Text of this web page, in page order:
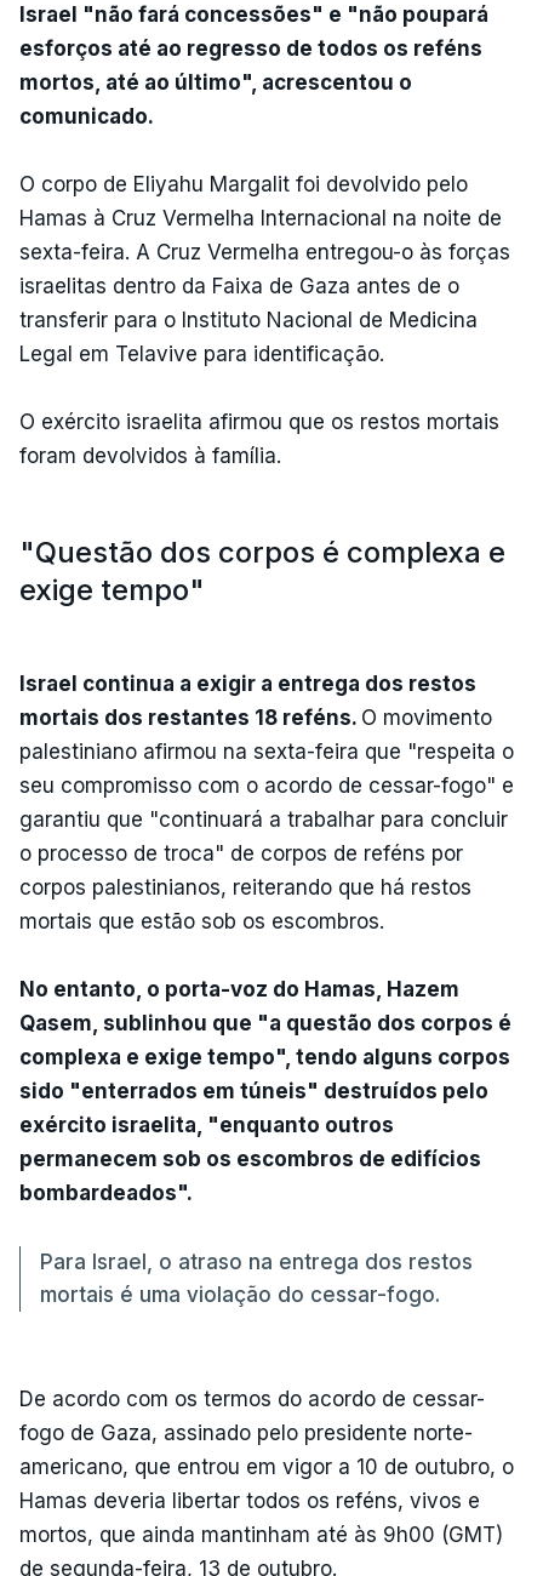
Israel "não fará concessões" e "não poupará
esforços até ao regresso de todos os reféns
mortos, até ao último", acrescentou o
comunicado.
O corpo de Eliyahu Margalit foi devolvido pelo
Hamas à Cruz Vermelha Internacional na noite de
sexta-feira. A Cruz Vermelha entregou-o às forças
israelitas dentro da Faixa de Gaza antes de o
transferir para o Instituto Nacional de Medicina
Legal em Telavive para identificação.
O exército israelita afirmou que os restos mortais
foram devolvidos à família.
"Questão dos corpos é complexa e
exige tempo"
Israel continua a exigir a entrega dos restos
mortais dos restantes 18 reféns. O movimento
palestiniano afirmou na sexta-feira que "respeita o
seu compromisso com o acordo de cessar-fogo" e
garantiu que "continuará a trabalhar para concluir
o processo de troca" de corpos de reféns por
corpos palestinianos, reiterando que há restos
mortais que estão sob os escombros.
No entanto, o porta-voz do Hamas, Hazem
Qasem, sublinhou que "a questão dos corpos é
complexa e exige tempo", tendo alguns corpos
sido "enterrados em túneis" destruídos pelo
exército israelita, "enquanto outros
permanecem sob os escombros de edifícios
bombardeados".
Para Israel, o atraso na entrega dos restos
mortais é uma violação do cessar-fogo.
De acordo com os termos do acordo de cessar-
fogo de Gaza, assinado pelo presidente norte-
americano, que entrou em vigor a 10 de outubro, o
Hamas deveria libertar todos os reféns, vivos e
mortos, que ainda mantinham até às 9h00 (GMT)
de segunda-feira, 13 de outubro.